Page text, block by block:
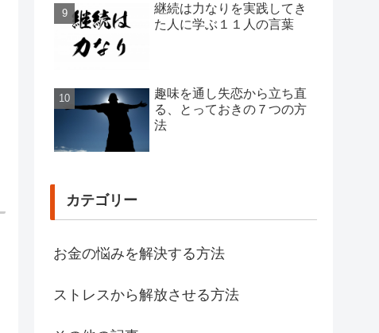
継続は力なりを実践してき
た人に学ぶ１１人の言葉
趣味を通し失恋から立ち直
る、とっておきの７つの方
法
カテゴリー
お金の悩みを解決する方法
ストレスから解放させる方法